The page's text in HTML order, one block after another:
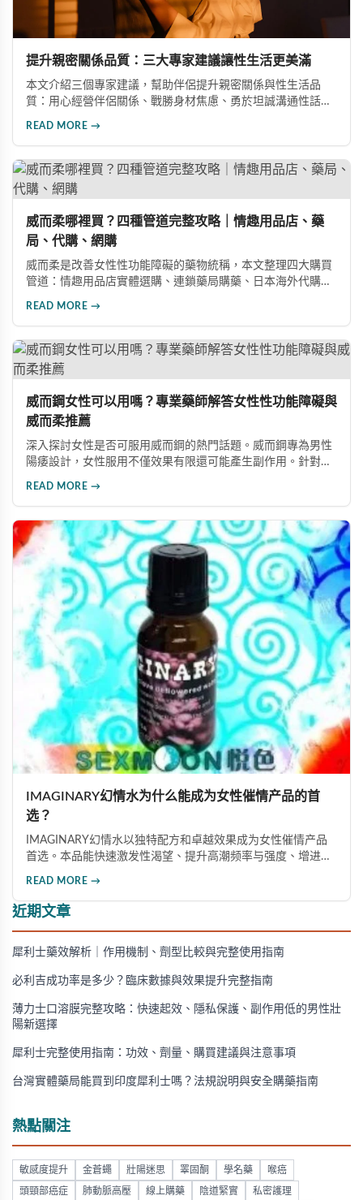
提升親密關係品質：三大專家建議讓性生活更美滿
本文介紹三個專家建議，幫助伴侶提升親密關係與性生活品
質：用心經營伴侶關係、戰勝身材焦慮、勇於坦誠溝通性話
READ MORE →
威而柔哪裡買？四種管道完整攻略｜情趣用品店、藥
局、代購、網購
威而柔是改善女性性功能障礙的藥物統稱，本文整理四大購買
管道：情趣用品店實體選購、連鎖藥局購藥、日本海外代購以
READ MORE →
威而鋼女性可以用嗎？專業藥師解答女性性功能障礙與
威而柔推薦
深入探討女性是否可服用威而鋼的熱門話題。威而鋼專為男性
陽痿設計，女性服用不僅效果有限還可能產生副作用。針對女
女性性功能障礙的理想選擇。
READ MORE →
IMAGINARY幻情水为什么能成为女性催情产品的首
选？
IMAGINARY幻情水以独特配方和卓越效果成为女性催情产品
首选。本品能快速激发性渴望、提升高潮频率与强度、增进伴
款人气催情产品。
READ MORE →
近期文章
犀利士藥效解析｜作用機制、劑型比較與完整使用指南
必利吉成功率是多少？臨床數據與效果提升完整指南
薄力士口溶膜完整攻略：快速起效、隱私保護、副作用低的男性壯
陽新選擇
犀利士完整使用指南：功效、劑量、購買建議與注意事項
台灣實體藥局能買到印度犀利士嗎？法規說明與安全購藥指南
熱點關注
敏感度提升 金蒼蠅 壯陽迷思 睪固酮 學名藥 喉癌
頭頸部癌症 肺動脈高壓 線上購藥 陰道緊實 私密護理